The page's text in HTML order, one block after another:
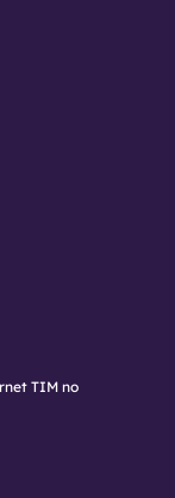
TIM no